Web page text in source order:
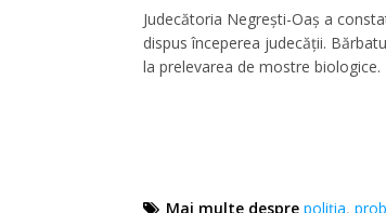
Judecătoria Negrești-Oaș a
dispus începerea judecății.
la prelevarea de mostre biologice.
Mai multe despre poliţia,